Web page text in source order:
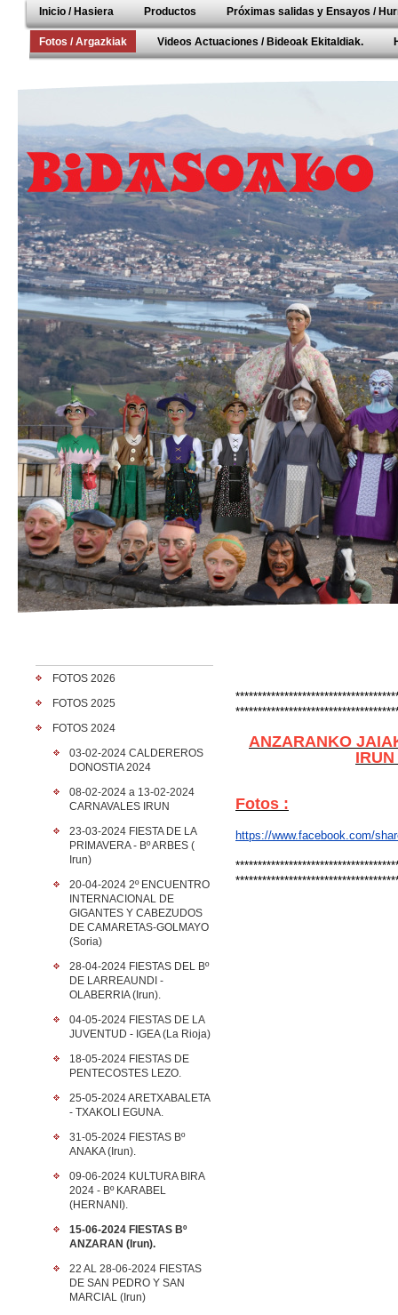
Inicio / Hasiera Productos Próximas salidas y Ensayos /
Fotos / Argazkiak Videos Actuaciones / Bideoak Ekitaldiak.
FOTOS 2026
FOTOS 2025
FOTOS 2024
03-02-2024 CALDEREROS
DONOSTIA 2024
08-02-2024 a 13-02-2024
CARNAVALES IRUN
23-03-2024 FIESTA DE LA
PRIMAVERA - Bº ARBES (
Irun)
20-04-2024 2º ENCUENTRO
INTERNACIONAL DE
GIGANTES Y CABEZUDOS
DE CAMARETAS-GOLMAYO
(Soria)
28-04-2024 FIESTAS DEL Bº
DE LARREAUNDI -
OLABERRIA (Irun).
04-05-2024 FIESTAS DE LA
JUVENTUD - IGEA (La Rioja)
18-05-2024 FIESTAS DE
PENTECOSTES LEZO.
25-05-2024 ARETXABALETA
- TXAKOLI EGUNA.
31-05-2024 FIESTAS Bº
ANAKA (Irun).
09-06-2024 KULTURA BIRA
2024 - Bº KARABEL
(HERNANI).
15-06-2024 FIESTAS Bº
ANZARAN (Irun).
22 AL 28-06-2024 FIESTAS
DE SAN PEDRO Y SAN
MARCIAL (Irun)
ANZARANKO
IRUN
Fotos :
https://www.facebook.com/